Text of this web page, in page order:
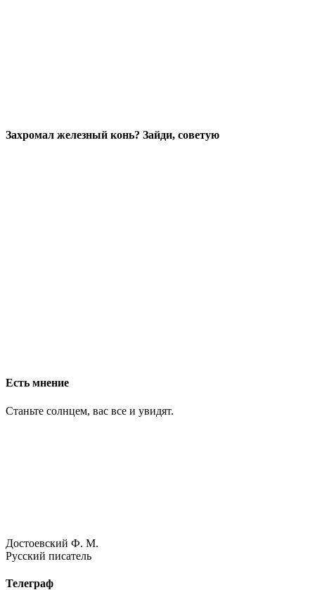
Захромал железный конь? Зайди, советую
Есть мнение
Станьте солнцем, вас все и увидят.
Достоевский Ф. М.
Русский писатель
Телеграф